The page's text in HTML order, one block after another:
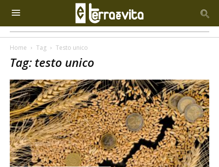
Home Tag Testo unico
Tag: testo unico